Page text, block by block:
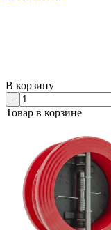
В корзину
-
Товар в корзине